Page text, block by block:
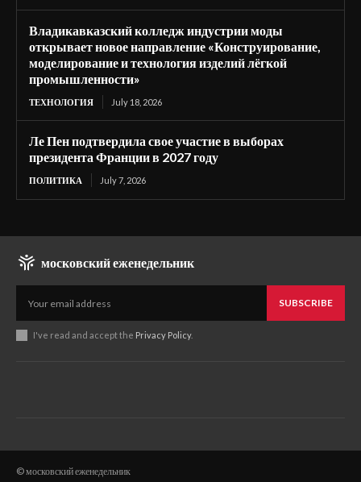
Владикавказский колледж индустрии моды
открывает новое направление «Конструирование,
моделирование и технология изделий лёгкой
промышленности»
ТЕХНОЛОГИЯ July 18, 2026
Ле Пен подтвердила свое участие в выборах
президента Франции в 2027 году
ПОЛИТИКА July 7, 2026
московский еженедельник
SUBSCRIBE
I've read and accept the Privacy Policy.
© московский еженедельник